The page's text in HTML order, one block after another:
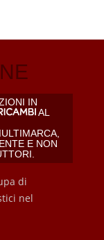
IN
AL
E NON
di
nel